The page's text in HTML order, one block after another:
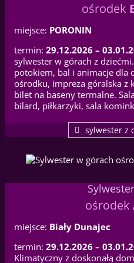
ośrodek
miejsce: PORONIN
termin: 29.12.2026 –
sylwester w górach z
potokiem, bal i animacje dla
ośrodku, impreza góralska z
bilet na baseny termalne.
bilard, piłkarzyki, sala
sylwester z
ośrodek
miejsce: Biały Dunajec
termin: 29.12.2026 –
Klimatyczny z doskonałą